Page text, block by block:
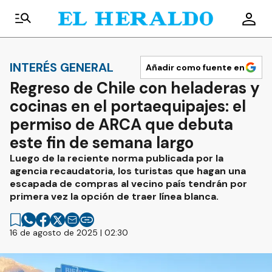
INTERÉS GENERAL Añadir como fuente en
Regreso de Chile con heladeras y
cocinas en el portaequipajes: el
permiso de ARCA que debuta
este fin de semana largo
Luego de la reciente norma publicada por la
agencia recaudatoria, los turistas que hagan una
escapada de compras al vecino país tendrán por
primera vez la opción de traer línea blanca.
16 de agosto de 2025 | 02:30